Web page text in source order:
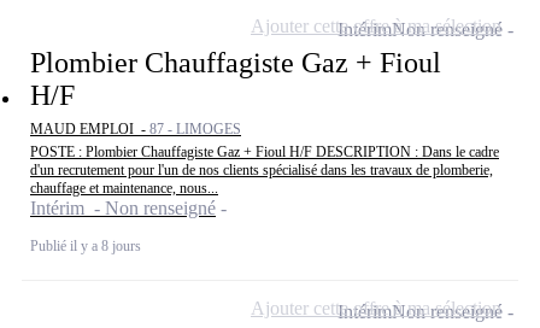
Plombier Chauffagiste Gaz + Fioul
H/F
MAUD EMPLOI - 87 - LIMOGES
POSTE : Plombier Chauffagiste Gaz + Fioul H/F DESCRIPTION : Dans le cadre
d'un recrutement pour l'un de nos clients spécialisé dans les travaux de plomberie,
chauffage et maintenance, nous...
Intérim - Non renseigné
Publié il y a 8 jours
IntérimNon renseigné
Ajouter cette offre à ma sélection
IntérimNon renseigné
Ajouter cette offre à ma sélection